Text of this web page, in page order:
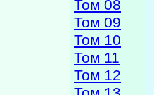
Том 08
Том 09
Том 10
Том 11
Том 12